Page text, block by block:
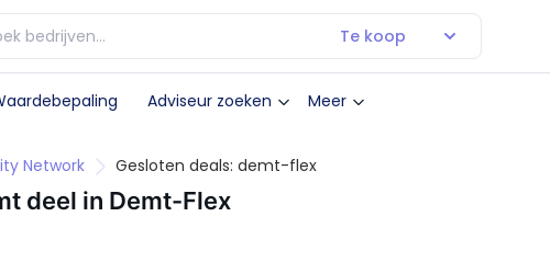
Te koop
Adviseur zoeken Meer
Network Gesloten deals: demt-flex
deel in Demt-Flex